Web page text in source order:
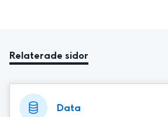
Relaterade sidor
Data